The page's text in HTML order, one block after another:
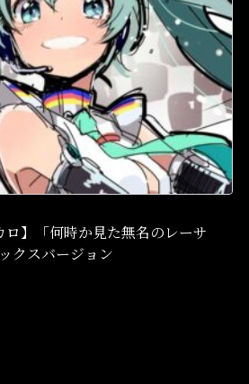
ロ】「何時か見た無名のレーサ
クスバージョン